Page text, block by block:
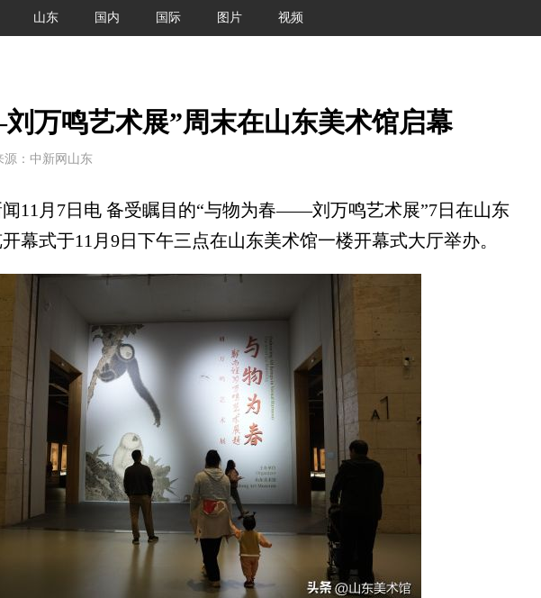
山东 国内 国际 图片 视频
万鸣艺术展”周末在山东美术馆启幕
：中新网山东
月7日电 备受瞩目的“与物为春——刘万鸣艺术展”7日在山东
幕式于11月9日下午三点在山东美术馆一楼开幕式大厅举办。